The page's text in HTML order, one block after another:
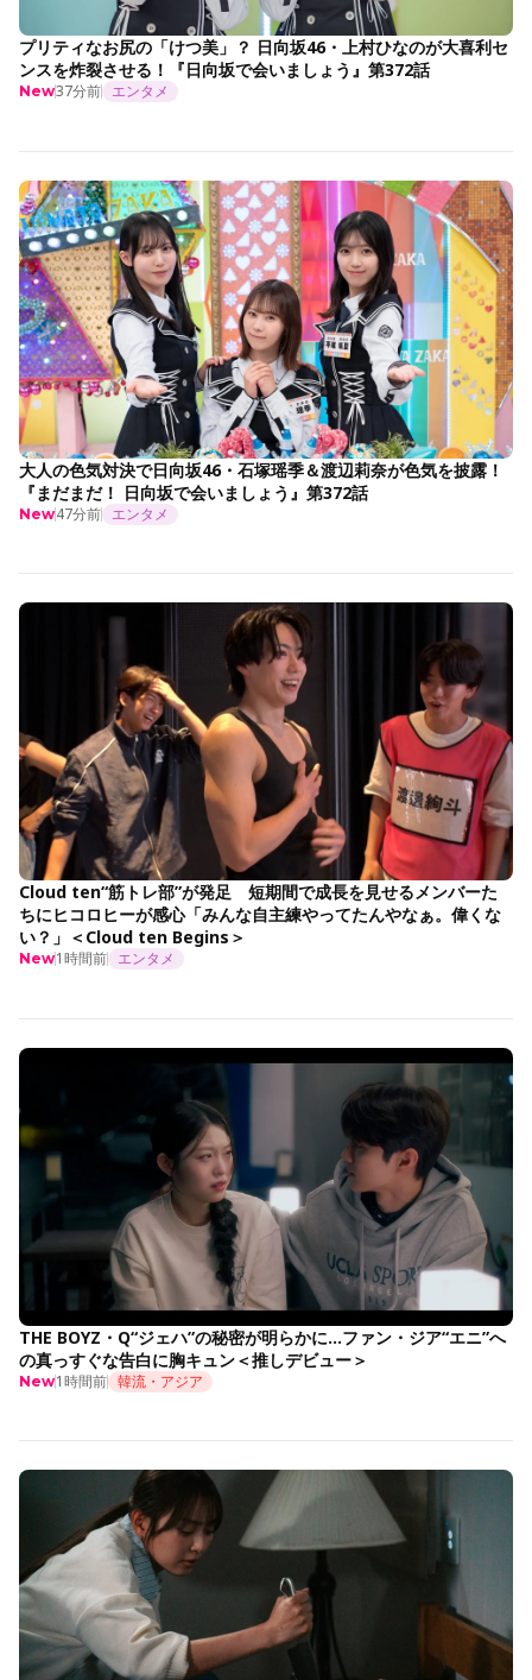
プリティなお尻の「けつ美」？ 日向坂46・上村ひなのが大喜利セ
ンスを炸裂させる！『日向坂で会いましょう』第372話
New37分前 エンタメ
大人の色気対決で日向坂46・石塚瑶季＆渡辺莉奈が色気を披露！
『まだまだ！ 日向坂で会いましょう』第372話
New47分前 エンタメ
Cloud ten“筋トレ部”が発足 短期間で成長を見せるメンバーた
ちにヒコロヒーが感心「みんな自主練やってたんやなぁ。偉くな
い？」＜Cloud ten Begins＞
New1時間前 エンタメ
THE BOYZ・Q“ジェハ”の秘密が明らかに…ファン・ジア“エニ”へ
の真っすぐな告白に胸キュン＜推しデビュー＞
New1時間前 韓流・アジア